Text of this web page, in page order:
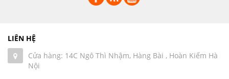
LIÊN HỆ
Cửa hàng: 14C Ngô Thì Nhậm, Hàng Bài , Hoàn Kiếm Hà
Nội